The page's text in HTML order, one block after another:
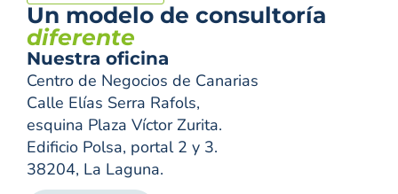
Un modelo de consultoría
diferente
Nuestra oficina
Centro de Negocios de Canarias
Calle Elías Serra Rafols,
esquina Plaza Víctor Zurita.
Edificio Polsa, portal 2 y 3.
38204, La Laguna.